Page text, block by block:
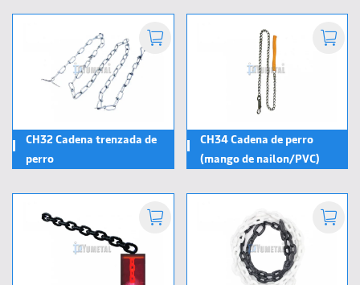
CH32 Cadena trenzada de
perro
CH34 Cadena de perro
(mango de nailon/PVC)